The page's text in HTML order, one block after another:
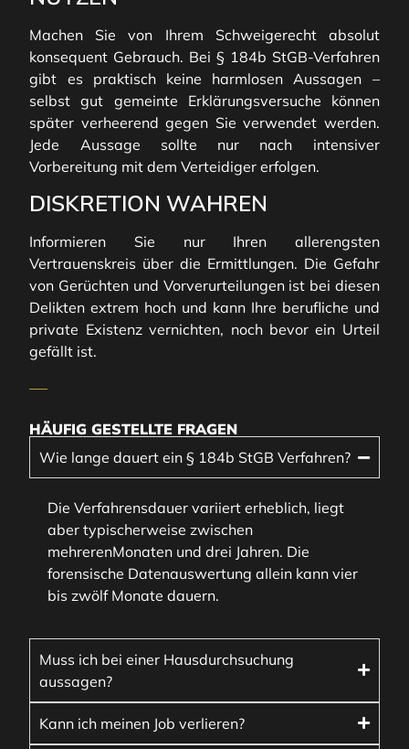
Machen Sie von Ihrem Schweigerecht absolut
konsequent Gebrauch. Bei § 184b StGB-Verfahren
gibt es praktisch keine harmlosen Aussagen –
selbst gut gemeinte Erklärungsversuche können
später verheerend gegen Sie verwendet werden.
Jede Aussage sollte nur nach intensiver
Vorbereitung mit dem Verteidiger erfolgen.
DISKRETION WAHREN
Informieren Sie nur Ihren allerengsten
Vertrauenskreis über die Ermittlungen. Die Gefahr
von Gerüchten und Vorverurteilungen ist bei diesen
Delikten extrem hoch und kann Ihre berufliche und
private Existenz vernichten, noch bevor ein Urteil
gefällt ist.
HÄUFIG GESTELLTE FRAGEN
Wie lange dauert ein § 184b StGB Verfahren?
Die Verfahrensdauer variiert erheblich, liegt
aber typischerweise zwischen
mehrerenMonaten und drei Jahren. Die
forensische Datenauswertung allein kann vier
bis zwölf Monate dauern.
Muss ich bei einer Hausdurchsuchung
aussagen?
Kann ich meinen Job verlieren?